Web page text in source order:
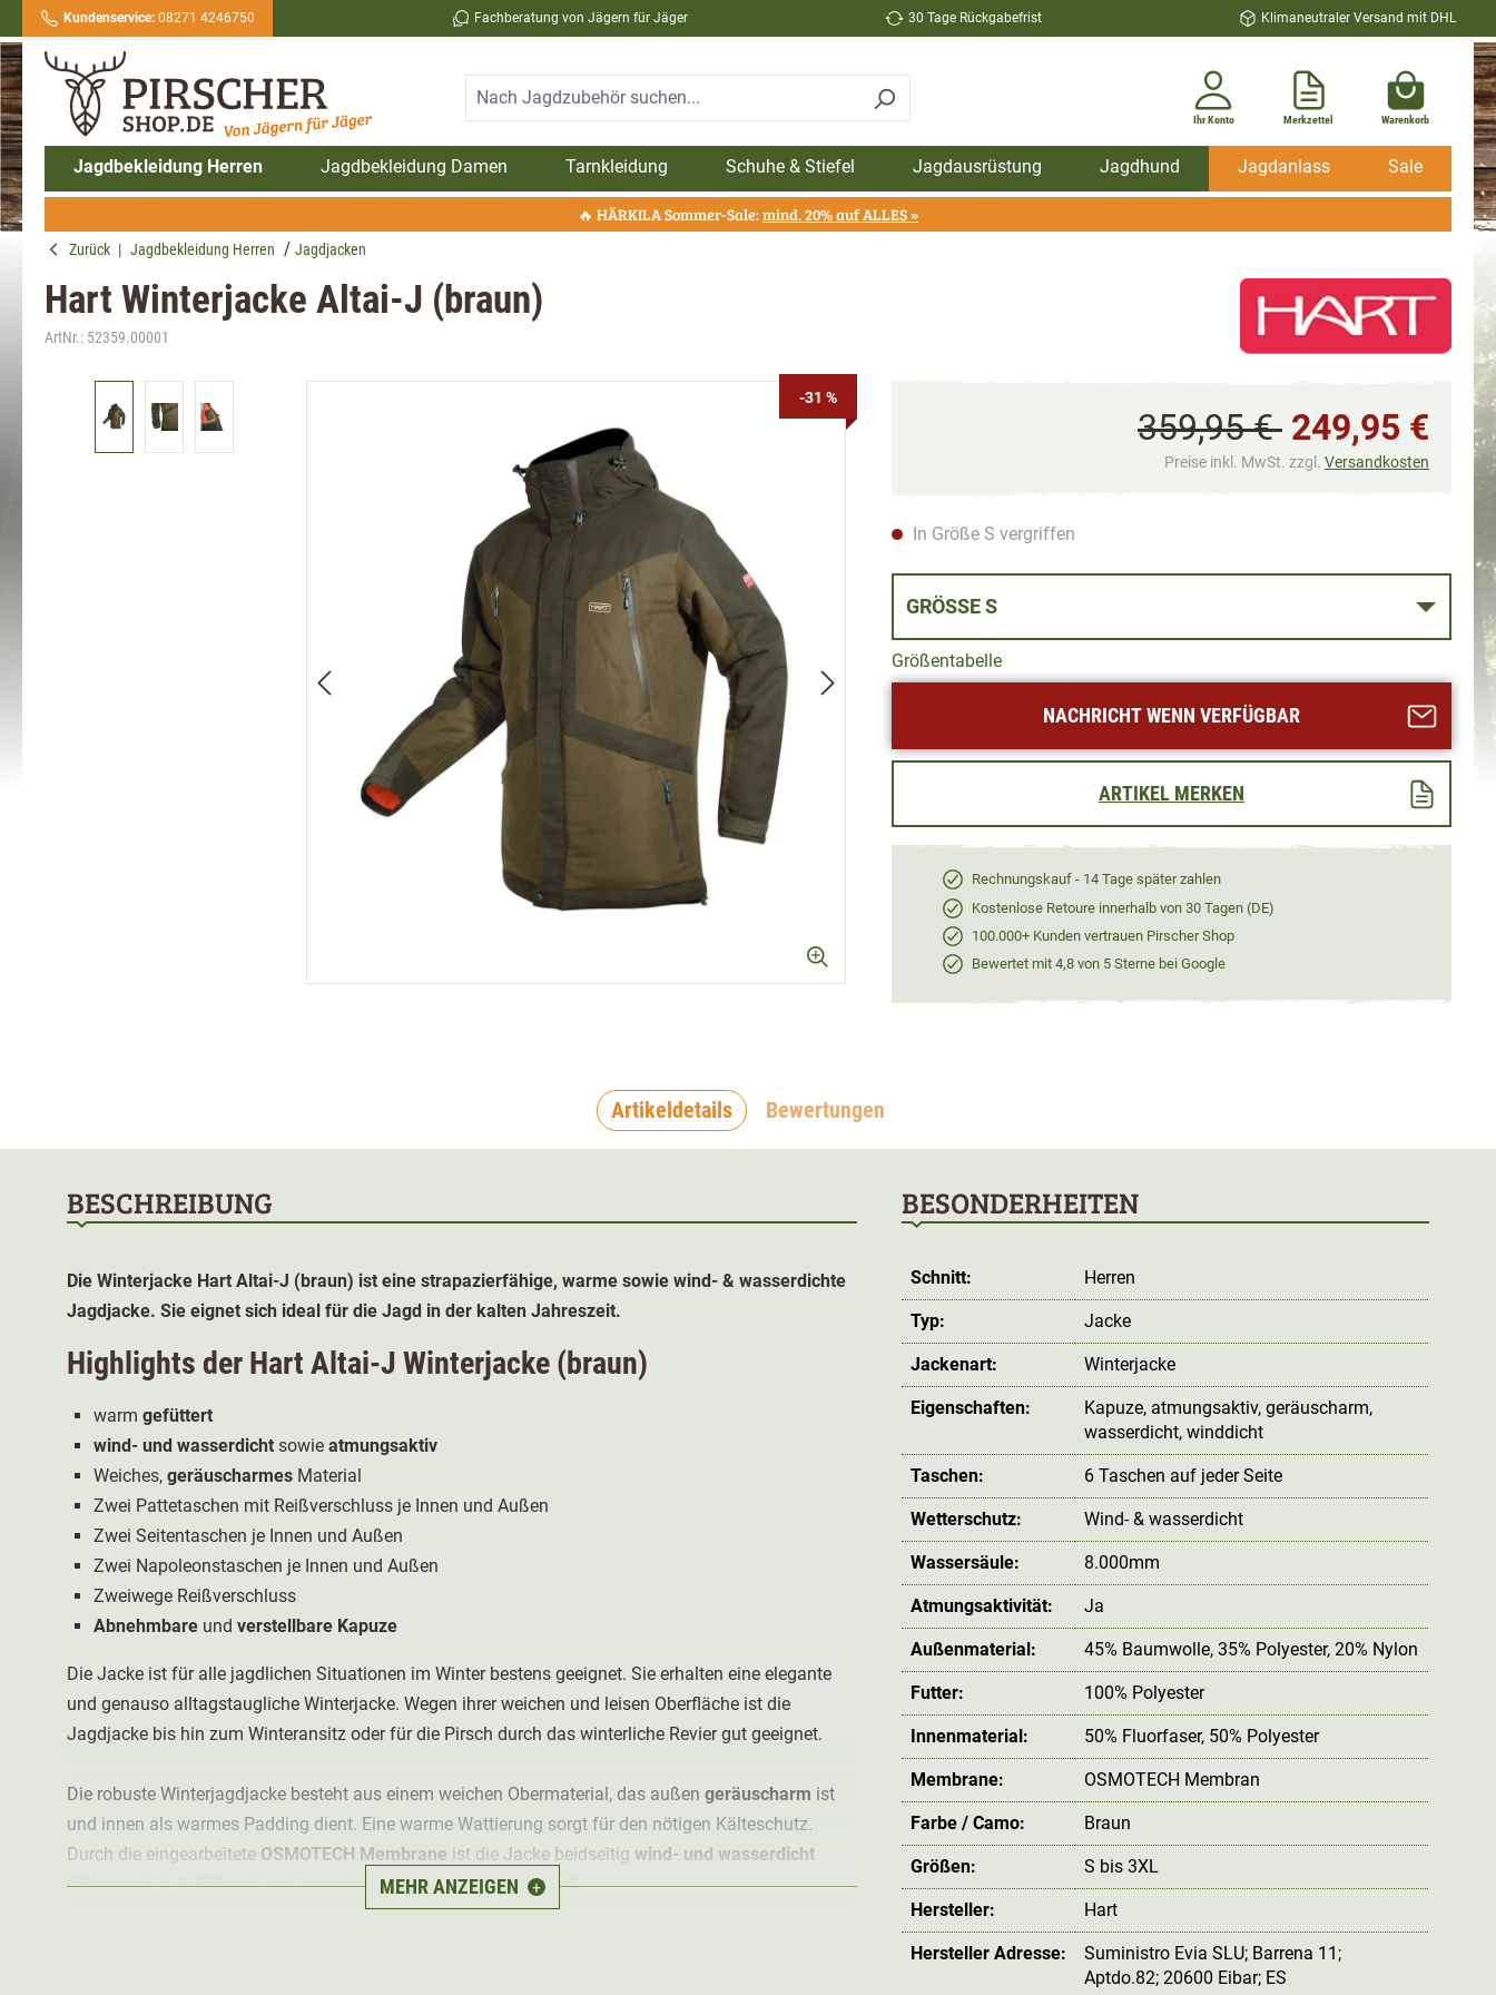
Zur Hauptnavigation springen
Kundenservice:08271 4246750 Fachberatung von Jägern für Jäger 30 Tage Rückgabefrist Klimaneutraler Versand mit DHL
Ihr Konto Merkzettel Warenkorb
Jagdbekleidung Herren Jagdbekleidung Damen Tarnkleidung Schuhe & Stiefel Jagdausrüstung Jagdhund Jagdanlass Sale
🔥 HÄRKILA Sommer-Sale:mind. 20% auf ALLES »
Zurück | Jagdbekleidung Herren Jagdjacken
Hart Winterjacke Altai-J (braun)
ArtNr.: 52359.00001
-31 %
359,95 € 249,95 €
Preise inkl. MwSt. zzgl. Versandkosten
In Größe S vergriffen
GRÖSSE S
Größentabelle
NACHRICHT WENN VERFÜGBAR
ARTIKEL MERKEN
Rechnungskauf - 14 Tage später zahlen
Kostenlose Retoure innerhalb von 30 Tagen (DE)
100.000+ Kunden vertrauen Pirscher Shop
Bewertet mit 4,8 von 5 Sterne bei Google
Artikeldetails Bewertungen
BESCHREIBUNG
Die Winterjacke Hart Altai-J (braun) ist eine strapazierfähige, warme sowie wind- & wasserdichte
Jagdjacke. Sie eignet sich ideal für die Jagd in der kalten Jahreszeit.
Highlights der Hart Altai-J Winterjacke (braun)
warm gefüttert
wind- und wasserdicht sowie atmungsaktiv
Weiches, geräuscharmes Material
Zwei Pattetaschen mit Reißverschluss je Innen und Außen
Zwei Seitentaschen je Innen und Außen
Zwei Napoleonstaschen je Innen und Außen
Zweiwege Reißverschluss
Abnehmbare und verstellbare Kapuze
Die Jacke ist für alle jagdlichen Situationen im Winter bestens geeignet. Sie erhalten eine elegante
und genauso alltagstaugliche Winterjacke. Wegen ihrer weichen und leisen Oberfläche ist die
Jagdjacke bis hin zum Winteransitz oder für die Pirsch durch das winterliche Revier gut geeignet.
Die robuste Winterjagdjacke besteht aus einem weichen Obermaterial, das außen geräuscharm ist
und innen als warmes Padding dient. Eine warme Wattierung sorgt für den nötigen Kälteschutz.
Durch die eingearbeitete OSMOTECH Membrane ist die Jacke beidseitig wind- und wasserdicht
(Wassersäule 8.000mm) und zugleich
atmungsaktiv(5.000g/m²).
MEHR ANZEIGEN +
BESONDERHEITEN
Schnitt: Herren
Typ: Jacke
Jackenart: Winterjacke
Eigenschaften: Kapuze, atmungsaktiv, geräuscharm,
wasserdicht, winddicht
Taschen: 6 Taschen auf jeder Seite
Wetterschutz: Wind- & wasserdicht
Wassersäule: 8.000mm
Atmungsaktivität: Ja
Außenmaterial: 45% Baumwolle, 35% Polyester, 20% Nylon
Futter: 100% Polyester
Innenmaterial: 50% Fluorfaser, 50% Polyester
Membrane: OSMOTECH Membran
Farbe / Camo: Braun
Größen: S bis 3XL
Hersteller: Hart
Hersteller Adresse:
Suministro Evia SLU; Barrena 11;
Aptdo.82; 20600 Eibar; ES